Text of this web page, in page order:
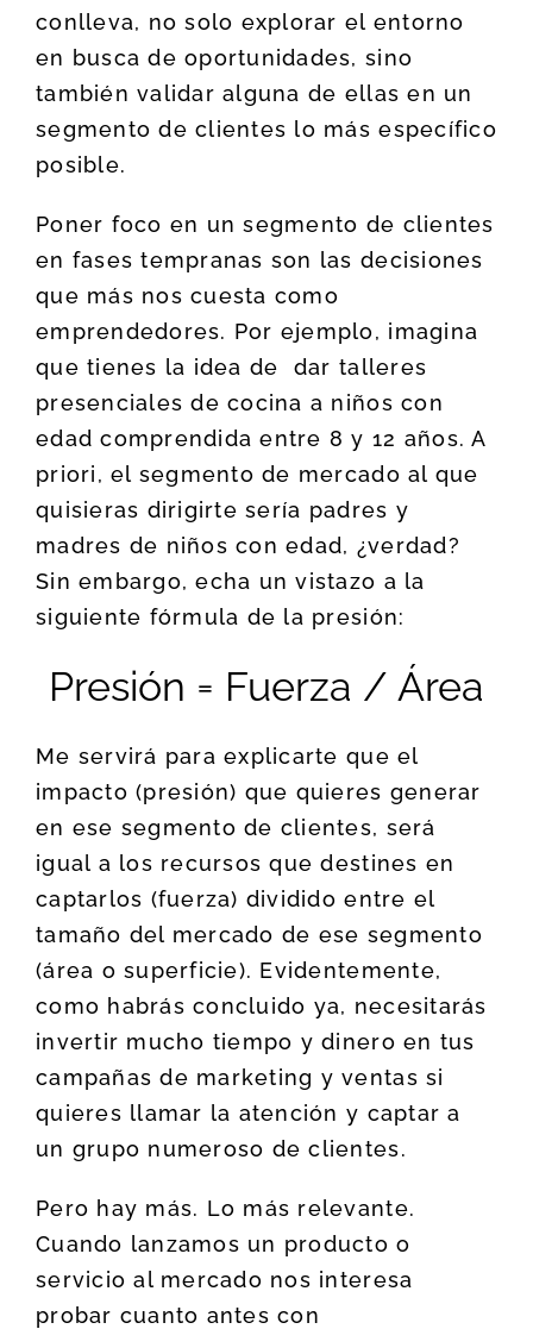
conlleva, no solo explorar el entorno
en busca de oportunidades, sino
también validar alguna de ellas en un
segmento de clientes lo más específico
posible.
Poner foco en un segmento de clientes
en fases tempranas son las decisiones
que más nos cuesta como
emprendedores. Por ejemplo, imagina
que tienes la idea de dar talleres
presenciales de cocina a niños con
edad comprendida entre 8 y 12 años. A
priori, el segmento de mercado al que
quisieras dirigirte sería padres y
madres de niños con edad, ¿verdad?
Sin embargo, echa un vistazo a la
siguiente fórmula de la presión:
Presión = Fuerza / Área
Me servirá para explicarte que el
impacto (presión) que quieres generar
en ese segmento de clientes, será
igual a los recursos que destines en
captarlos (fuerza) dividido entre el
tamaño del mercado de ese segmento
(área o superficie). Evidentemente,
como habrás concluido ya, necesitarás
invertir mucho tiempo y dinero en tus
campañas de marketing y ventas si
quieres llamar la atención y captar a
un grupo numeroso de clientes.
Pero hay más. Lo más relevante.
Cuando lanzamos un producto o
servicio al mercado nos interesa
probar cuanto antes con